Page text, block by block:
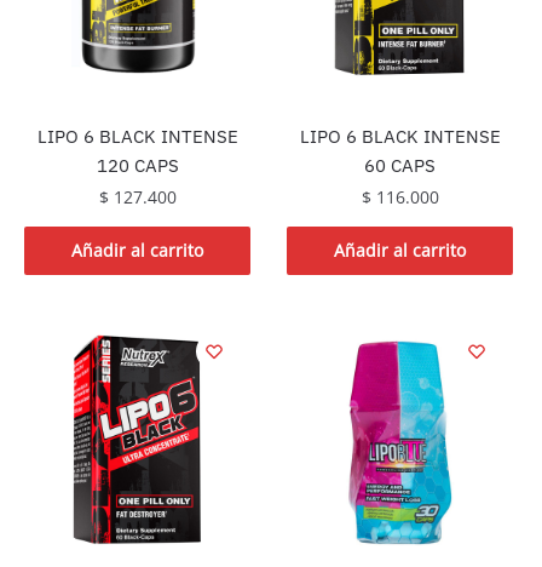
LIPO 6 BLACK INTENSE
120 CAPS
$ 127.400
Añadir al carrito
LIPO 6 BLACK INTENSE
60 CAPS
$ 116.000
Añadir al carrito